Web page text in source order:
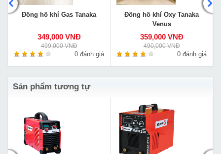
Đồng hồ khí Gas Tanaka
349,000 VNĐ
499,000 VNĐ
0 đánh giá
Đồng hồ khí Oxy Tanaka
Venus
359,000 VNĐ
490,000 VNĐ
0 đánh giá
Sản phẩm tương tự